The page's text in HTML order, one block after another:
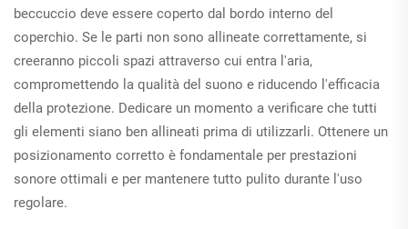
beccuccio deve essere coperto dal bordo interno del
coperchio. Se le parti non sono allineate correttamente, si
creeranno piccoli spazi attraverso cui entra l'aria,
compromettendo la qualità del suono e riducendo l'efficacia
della protezione. Dedicare un momento a verificare che tutti
gli elementi siano ben allineati prima di utilizzarli. Ottenere un
posizionamento corretto è fondamentale per prestazioni
sonore ottimali e per mantenere tutto pulito durante l'uso
regolare.